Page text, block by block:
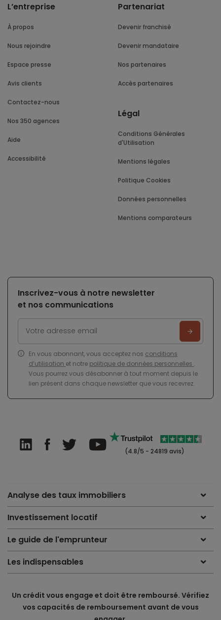
L’entreprise
À propos
Nous rejoindre
Espace presse
Avis clients
Contactez-nous
Nos 350 agences
Aide
Accessibilité
Partenariat
Devenir franchisé
Devenir mandataire
Nos partenaires
Accès partenaires
Légal
Conditions Générales
d'Utilisation
Mentions légales
Politique Cookies
Données personnelles
Mentions comparateurs
Inscrivez-vous à notre newsletter
et nos communications
En vous abonnant, vous acceptez nos conditions
d’utilisation et notre politique de données personnelles .
Vous pourrez vous désabonner à tout moment depuis le
lien présent dans chaque newsletter que vous recevrez.
(4.8/5 - 24819 avis)
Analyse des taux immobiliers
Investissement locatif
Le guide de l'emprunteur
Les indispensables
Un crédit vous engage et doit être remboursé. Vérifiez
vos capacités de remboursement avant de vous